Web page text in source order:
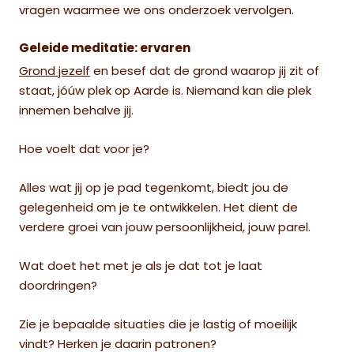
vragen waarmee we ons onderzoek vervolgen.
Geleide meditatie: ervaren
Grond jezelf en besef dat de grond waarop jij zit of
staat, jóúw plek op Aarde is. Niemand kan die plek
innemen behalve jij.
Hoe voelt dat voor je?
Alles wat jij op je pad tegenkomt, biedt jou de
gelegenheid om je te ontwikkelen. Het dient de
verdere groei van jouw persoonlijkheid, jouw parel.
Wat doet het met je als je dat tot je laat
doordringen?
Zie je bepaalde situaties die je lastig of moeilijk
vindt? Herken je daarin patronen?